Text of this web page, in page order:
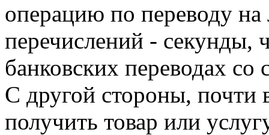
операцию по переводу на
перечислений - секунды,
банковских переводах со
С другой стороны, почти
получить товар или